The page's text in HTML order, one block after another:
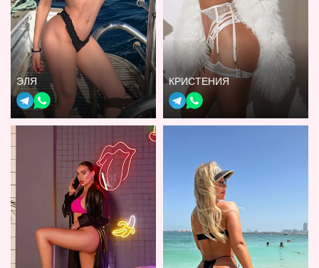
ЭЛЯ КРИСТЕНИЯ